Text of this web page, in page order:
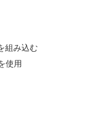
組み込む
使用